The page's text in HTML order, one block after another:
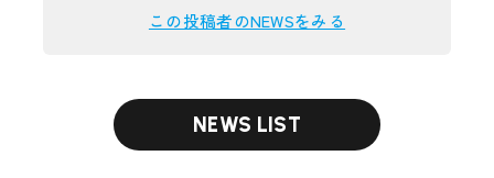
この投稿者のNEWSをみる
NEWS LIST